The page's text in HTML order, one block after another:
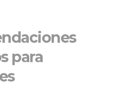
para